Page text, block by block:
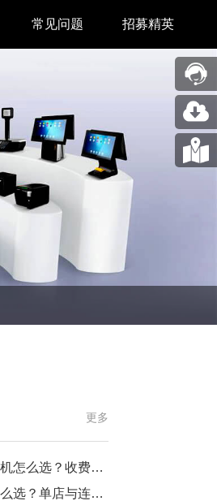
常见问题 招募精英
更多
医院热敏小票打印机怎么选？收费窗口、药房以及诊室选型指南
热敏票据打印机怎么选？单店与连锁门店选型对比